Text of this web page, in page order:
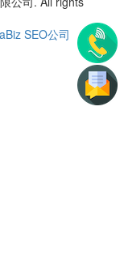
SEO公司